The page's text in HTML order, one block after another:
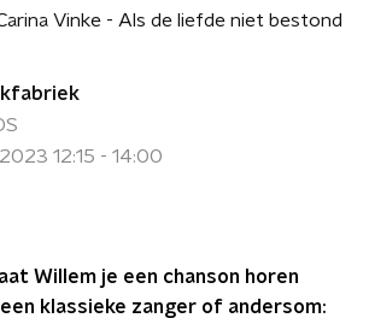
Vinke - Als de liefde niet bestond
12:15 - 14:00
Willem je een chanson horen
klassieke zanger of andersom: